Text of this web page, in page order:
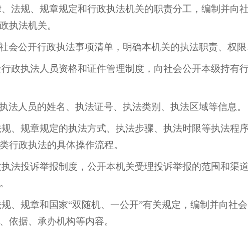
法规、规章规定和行政执法机关的职责分工，编制并向
执法机关。
会公开行政执法事项清单，明确本机关的执法职责、权限
政执法人员资格和证件管理制度，向社会公开本级持有
法人员的姓名、执法证号、执法类别、执法区域等信息。
、规章规定的执法方式、执法步骤、执法时限等执法程
行政执法的具体操作流程。
法投诉举报制度，公开本机关受理投诉举报的范围和渠
、规章和国家“双随机、一公开”有关规定，编制并向社
依据、承办机构等内容。